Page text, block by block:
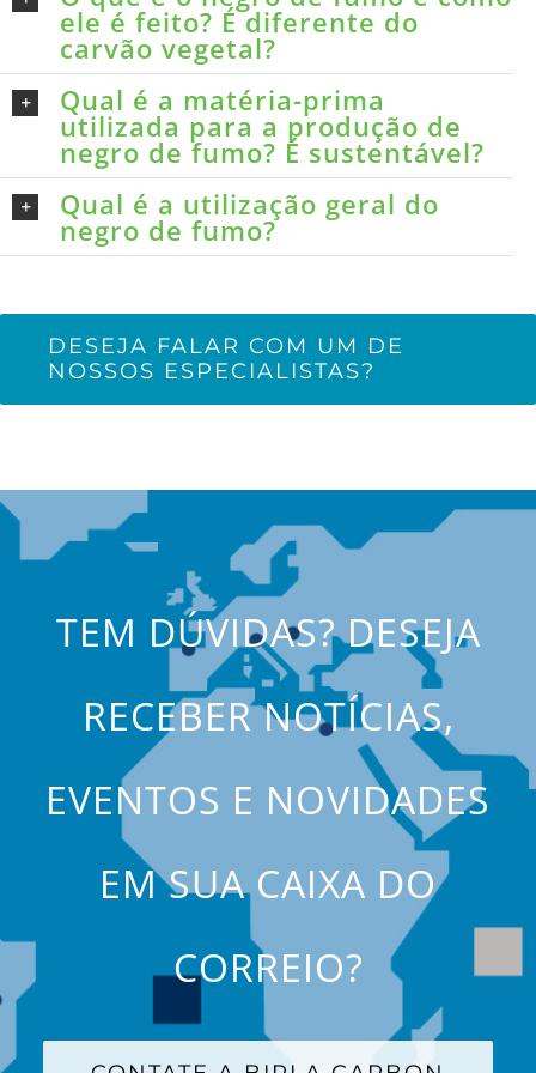
ele é feito? É diferente do
carvão vegetal?
Qual é a matéria-prima
utilizada para a produção de
negro de fumo? É sustentável?
Qual é a utilização geral do
negro de fumo?
DESEJA FALAR COM UM DE
NOSSOS ESPECIALISTAS?
TEM DÚVIDAS? DESEJA
RECEBER NOTÍCIAS,
EVENTOS E NOVIDADES
EM SUA CAIXA DO
CORREIO?